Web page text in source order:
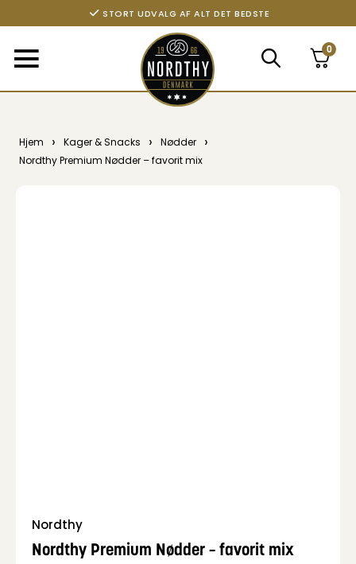
STORT UDVALG AF ALT DET BEDSTE
0
Hjem › Kager & Snacks › Nødder ›
Nordthy Premium Nødder – favorit mix
Nordthy
Nordthy Premium Nødder – favorit mix